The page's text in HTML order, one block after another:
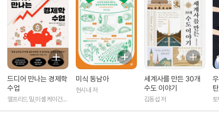
드디어 만나는 경제학
수업
앨프리드 밀,미셸 케이건
미식 동남아
현시내 저
세계사를 만든 30개
수도 이야기
김동섭 저 토